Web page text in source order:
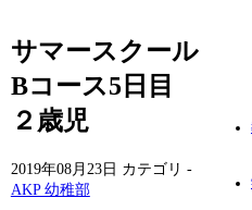
サマースクール
Bコース5日目
２歳児
2019年08月23日 カテゴリ -
AKP 幼稚部